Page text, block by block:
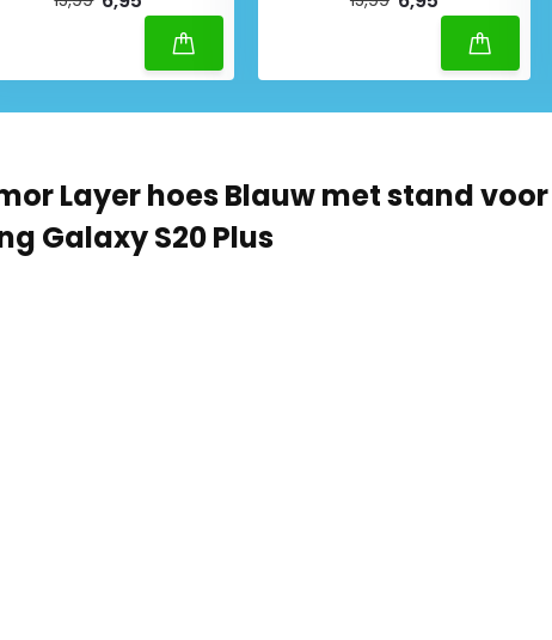
Layer hoes Blauw met stand voor
Galaxy S20 Plus